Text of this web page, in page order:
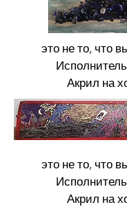
это не то, что
Акрил на
это не то, что
Акрил на